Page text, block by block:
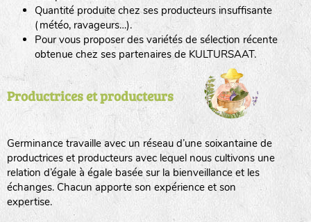
Quantité produite chez ses producteurs insuffisante
(météo, ravageurs…).
Pour vous proposer des variétés de sélection récente
obtenue chez ses partenaires de KULTURSAAT.
Productrices et producteurs
Germinance travaille avec un réseau d’une soixantaine de
productrices et producteurs avec lequel nous cultivons une
relation d’égale à égale basée sur la bienveillance et les
échanges. Chacun apporte son expérience et son
expertise.
zone sauvage
tas de compost